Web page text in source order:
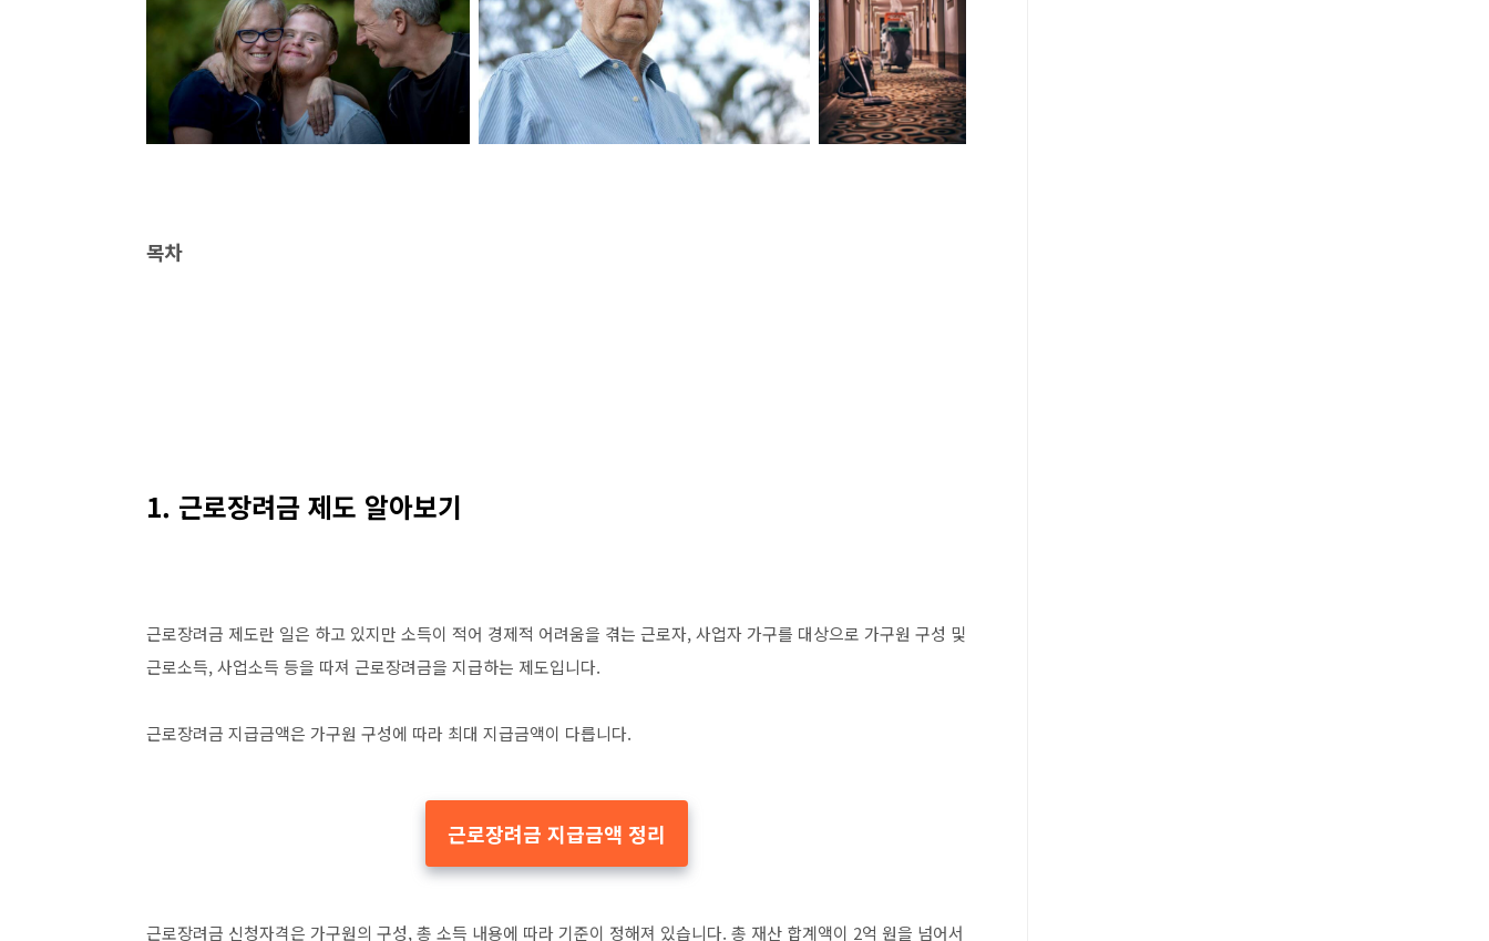
목차
1. 근로장려금 제도 알아보기
근로장려금 제도란 일은 하고 있지만 소득이 적어 경제적 어려움을 겪는 근로자, 사업자 가구를 대상으로 가구원 구성 및
근로소득, 사업소득 등을 따져 근로장려금을 지급하는 제도입니다.
근로장려금 지급금액은 가구원 구성에 따라 최대 지급금액이 다릅니다.
근로장려금 지급금액 정리
근로장려금 신청자격은 가구원의 구성, 총 소득 내용에 따라 기준이 정해져 있습니다. 총 재산 합계액이 2억 원을 넘어서